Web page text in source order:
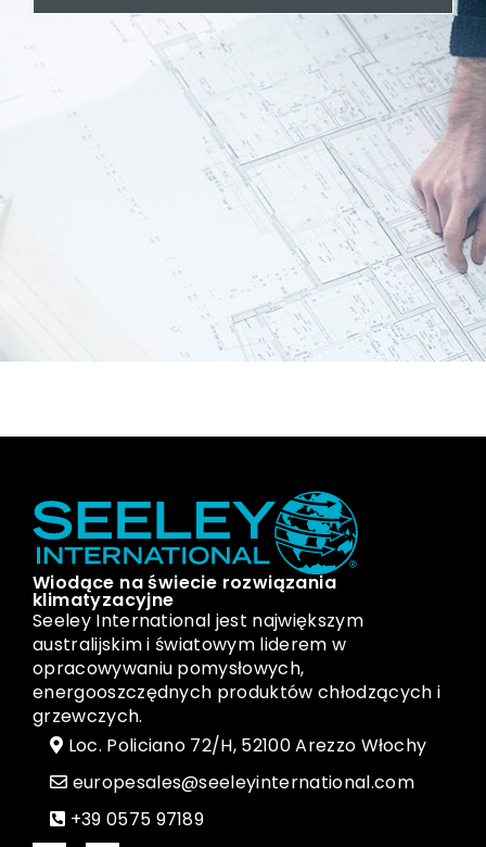
Wiodące na świecie rozwiązania
klimatyzacyjne
Seeley International jest największym
australijskim i światowym liderem w
opracowywaniu pomysłowych,
energooszczędnych produktów chłodzących i
grzewczych.
Loc. Policiano 72/H, 52100 Arezzo Włochy
europesales@seeleyinternational.com
+39 0575 97189